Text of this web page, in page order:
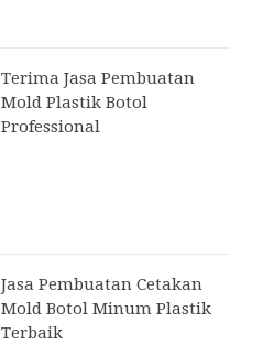
Terima Jasa Pembuatan
Mold Plastik Botol
Professional
Jasa Pembuatan Cetakan
Mold Botol Minum Plastik
Terbaik